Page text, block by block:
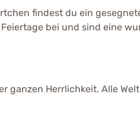
findest du ein
bei und sind eine
ganzen Herrlichkeit. Alle